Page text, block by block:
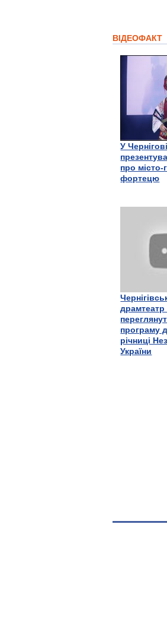
ВІДЕОФАКТ
У Чернігові
про місто-
фортецю
програму
річниці
України